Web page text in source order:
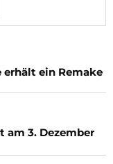
erhält ein Remake
am 3. Dezember